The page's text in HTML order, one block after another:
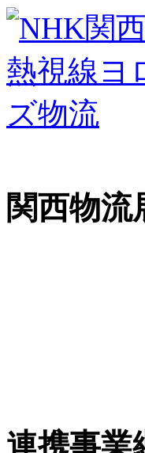
関西物流
連携事業